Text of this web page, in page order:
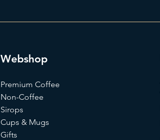
Webshop
Premium Coffee
Non-Coffee
Sirops
Cups & Mugs
Gifts